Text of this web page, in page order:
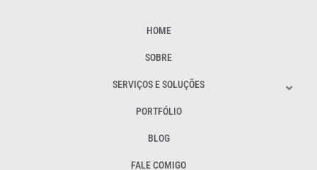
HOME
SOBRE
SERVIÇOS E SOLUÇÕES
PORTFÓLIO
BLOG
FALE COMIGO